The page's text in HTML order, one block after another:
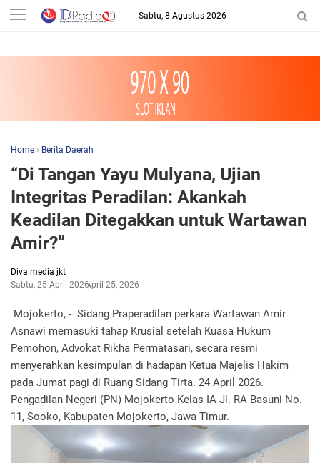
-->
Sabtu, 8 Agustus 2026
Home › Berita Daerah
“Di Tangan Yayu Mulyana, Ujian
Integritas Peradilan: Akankah
Keadilan Ditegakkan untuk Wartawan
Amir?”
Diva media jkt
Sabtu, 25 April 2026April 25, 2026
Mojokerto, - Sidang Praperadilan perkara Wartawan Amir
Asnawi memasuki tahap Krusial setelah Kuasa Hukum
Pemohon, Advokat Rikha Permatasari, secara resmi
menyerahkan kesimpulan di hadapan Ketua Majelis Hakim
pada Jumat pagi di Ruang Sidang Tirta. 24 April 2026.
Pengadilan Negeri (PN) Mojokerto Kelas IA Jl. RA Basuni No.
11, Sooko, Kabupaten Mojokerto, Jawa Timur.